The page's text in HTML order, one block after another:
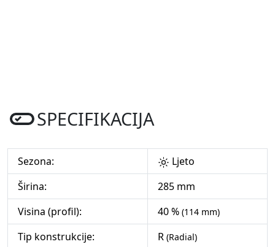
SPECIFIKACIJA
Sezona:
Ljeto
Širina:
285 mm
Visina (profil):
40 % (114 mm)
Tip konstrukcije: R (Radial)